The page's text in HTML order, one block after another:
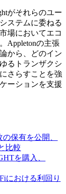
がそれらのユー
ステムに委ねる
場においてエコ
Appletonの主張
から、どのイン
るトランザクシ
さらすことを強
ーションを支援
保有を公開、
比較
を購入、
における利回り